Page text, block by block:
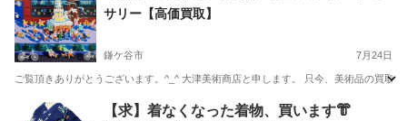
サリー【高価買取】
鎌ケ谷市 7月24日
ご覧頂きありがとうございます。^_^ 大津美術商店と申します。 只今、美術品の買取
千葉 鎌ケ谷市 不用品買取 無料
【求】着なくなった着物、買います👘